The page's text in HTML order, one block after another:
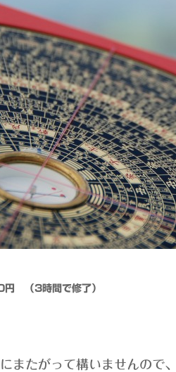
（3時間で修了）
またがって構いませんので